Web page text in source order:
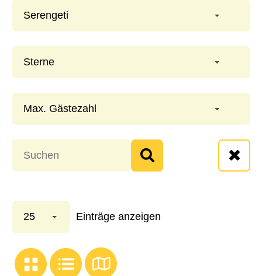
Serengeti
Sterne
Max. Gästezahl
25 Einträge anzeigen